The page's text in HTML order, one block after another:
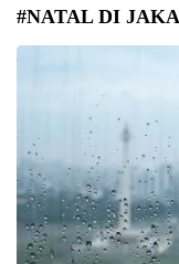
#NATAL DI
BMKG prakirakan hujan